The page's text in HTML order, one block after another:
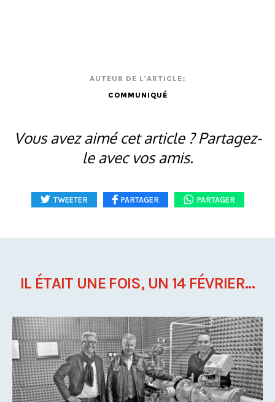
AUTEUR DE L'ARTICLE:
COMMUNIQUÉ
Vous avez aimé cet article ? Partagez-
le avec vos amis.
TWEETER PARTAGER PARTAGER
IL ÉTAIT UNE FOIS, UN 14 FÉVRIER...